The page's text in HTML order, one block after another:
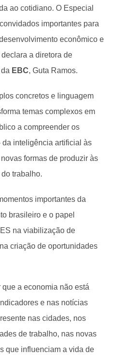
ao cotidiano. O Especial
importantes para
econômico e
a diretora de
EBC, Guta Ramos.
concretos e linguagem
temas complexos em
a compreender os
inteligência artificial às
formas de produzir às
trabalho.
importantes da
brasileiro e o papel
na viabilização de
criação de oportunidades
a economia não está
e nas notícias
nas cidades, nos
de trabalho, nas novas
que influenciam a vida de